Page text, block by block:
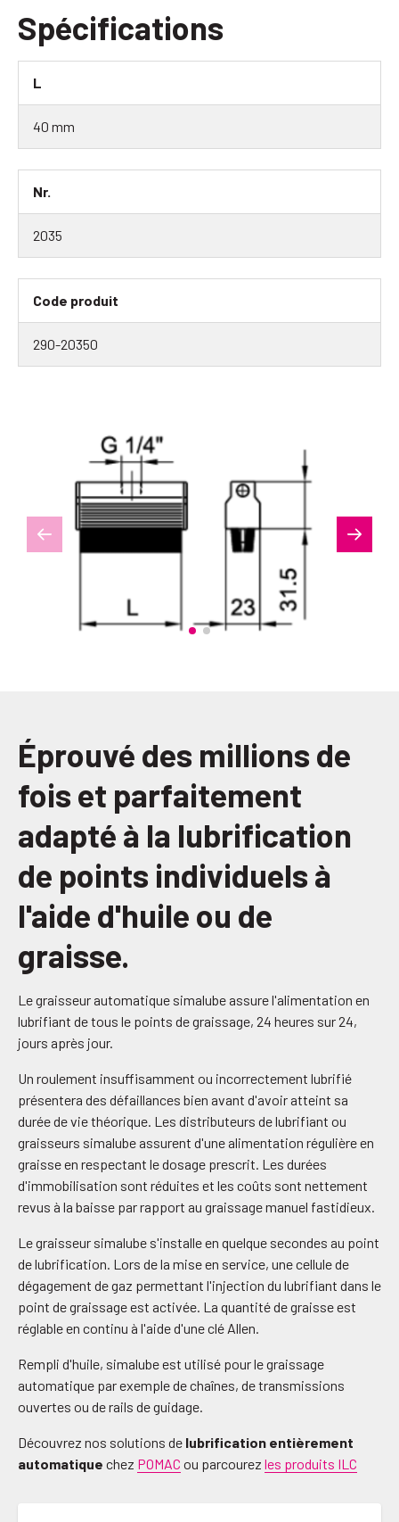
Spécifications
L
40 mm
Nr.
2035
Code produit
290-20350
Éprouvé des millions de
fois et parfaitement
adapté à la lubrification
de points individuels à
l'aide d'huile ou de
graisse.
Le graisseur automatique simalube assure l'alimentation en
lubrifiant de tous le points de graissage, 24 heures sur 24,
jours après jour.
Un roulement insuffisamment ou incorrectement lubrifié
présentera des défaillances bien avant d'avoir atteint sa
durée de vie théorique. Les distributeurs de lubrifiant ou
graisseurs simalube assurent d'une alimentation régulière en
graisse en respectant le dosage prescrit. Les durées
d'immobilisation sont réduites et les coûts sont nettement
revus à la baisse par rapport au graissage manuel fastidieux.
Le graisseur simalube s'installe en quelque secondes au point
de lubrification. Lors de la mise en service, une cellule de
dégagement de gaz permettant l'injection du lubrifiant dans le
point de graissage est activée. La quantité de graisse est
réglable en continu à l'aide d'une clé Allen.
Rempli d'huile, simalube est utilisé pour le graissage
automatique par exemple de chaînes, de transmissions
ouvertes ou de rails de guidage.
Découvrez nos solutions de lubrification entièrement
automatique chez POMAC ou parcourez les produits ILC